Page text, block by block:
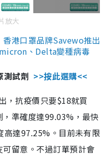
放大
港口罩品牌Savewo推出
、Delta變種病毒
試劑 >>按此選購<<
，抗疫價只要$18就買
準確度達99.03%，最快
高達97.25%。目前未有限
留意。不過訂單預計會